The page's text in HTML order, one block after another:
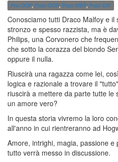
Pre-OOP, Post-OOP, Post-HBP, Post-DH
Conosciamo tutti Draco Malfoy e
stronzo e spesso razzista, ma è
Philips, una Corvonero che
che sotto la corazza del biondo
oppure il nulla.
Riuscirà una ragazza come lei,
logica e razionale a trovare il
riuscirà a mettere da parte tutte le
un amore vero?
In questa storia vivremo la loro
all'anno in cui rientreranno ad
Amore, intrighi, magia, passione
tutto verrà messo in discussione.